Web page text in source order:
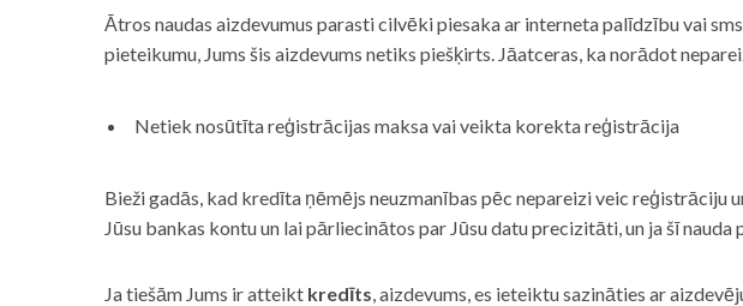
Ātros naudas aizdevumus parasti cilvēki piesaka ar interneta palīdzību vai
pieteikumu, Jums šis aizdevums netiks piešķirts. Jāatceras, ka norādot
Netiek nosūtīta reģistrācijas maksa vai veikta korekta reģistrācija
Bieži gadās, kad kredīta ņēmējs neuzmanības pēc nepareizi veic
Jūsu bankas kontu un lai pārliecinātos par Jūsu datu precizitāti, un ja šī
Ja tiešām Jums ir atteikt kredīts, aizdevums, es ieteiktu sazināties ar